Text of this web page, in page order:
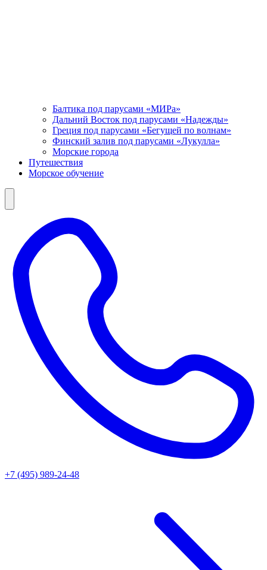
Балтика под парусами «МИРа»
Дальний Восток под парусами «Надежды»
Греция под парусами «Бегущей по волнам»
Финский залив под парусами «Лукулла»
Морские города
Путешествия
Морское обучение
+7 (495) 989-24-48